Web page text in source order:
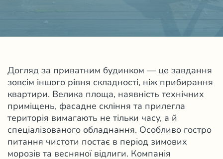
Догляд за приватним будинком — це завдання
зовсім іншого рівня складності, ніж прибирання
квартири. Велика площа, наявність технічних
приміщень, фасадне скління та прилегла
територія вимагають не тільки часу, а й
спеціалізованого обладнання. Особливо гостро
питання чистоти постає в період зимових
морозів та весняної відлиги. Компанія